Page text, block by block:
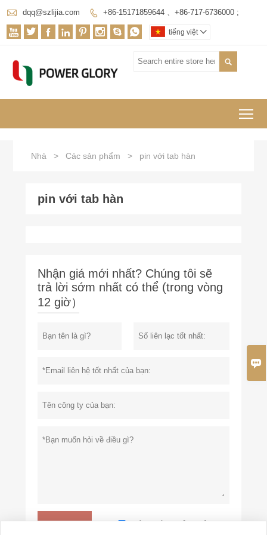

 dqq@szlijia.com  +86-15171859644 、+86-717-6736000 ;
        tiếng việt 

Nhà > Các sản phẩm > pin với tab hàn
pin với tab hàn
Nhận giá mới nhất? Chúng tôi sẽ
trả lời sớm nhất có thể (trong vòng
12 giờ）
Đệ trình Chính sách bảo mật